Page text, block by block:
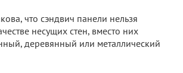
что сэндвич панели нельзя
несущих стен, вместо них
деревянный или металлический